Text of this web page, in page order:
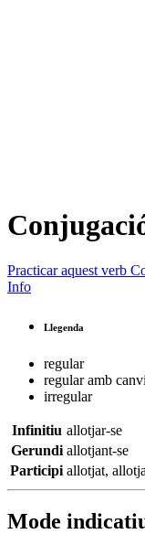
Practicar aquest verb
Info
Llegenda
regular
regular amb
irregular
Infinitiu allotjar-se
Gerundi allotjant-se
Participi allotjat,
Mode